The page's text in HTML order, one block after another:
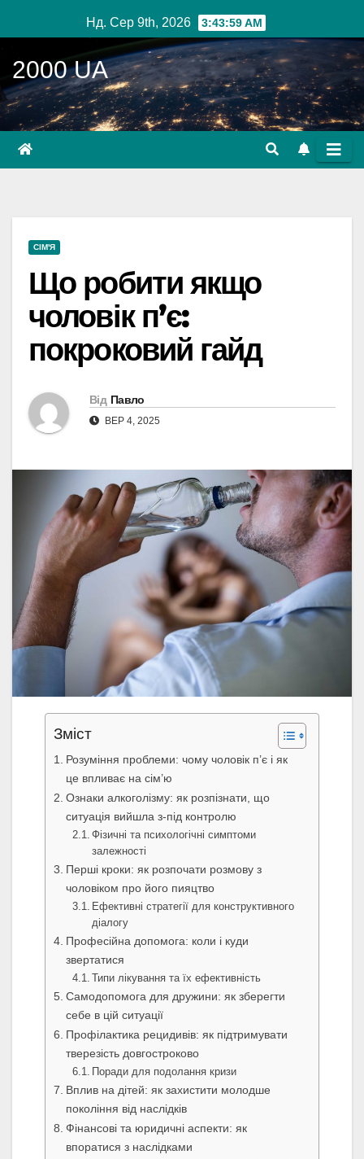
до
вмісту
Нд. Сер 9th, 2026 3:44:00 AM
2000 UA
СІМ'Я
Що робити якщо
чоловік п’є:
покроковий гайд
Від Павло
ВЕР 4, 2025
Зміст
Розуміння проблеми: чому чоловік п’є і як
це впливає на сім’ю
Ознаки алкоголізму: як розпізнати, що
ситуація вийшла з-під контролю
Фізичні та психологічні симптоми
залежності
Перші кроки: як розпочати розмову з
чоловіком про його пияцтво
Ефективні стратегії для конструктивного
діалогу
Професійна допомога: коли і куди
звертатися
Типи лікування та їх ефективність
Самодопомога для дружини: як зберегти
себе в цій ситуації
Профілактика рецидивів: як підтримувати
тверезість довгостроково
Поради для подолання кризи
Вплив на дітей: як захистити молодше
покоління від наслідків
Фінансові та юридичні аспекти: як
впоратися з наслідками